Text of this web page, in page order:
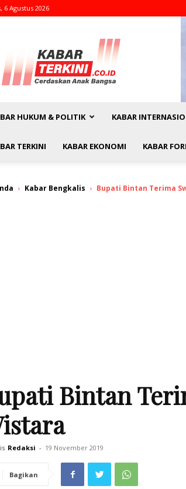
6 Agustus 2026
kabarterkini.co.id
HUKUM & POLITIK KABAR
TERKINI KABAR EKONOMI KABAR
Kabar Bengkalis Bupati Bintan Terima
Bintan
Redaksi - 19 November 2019
Bagikan